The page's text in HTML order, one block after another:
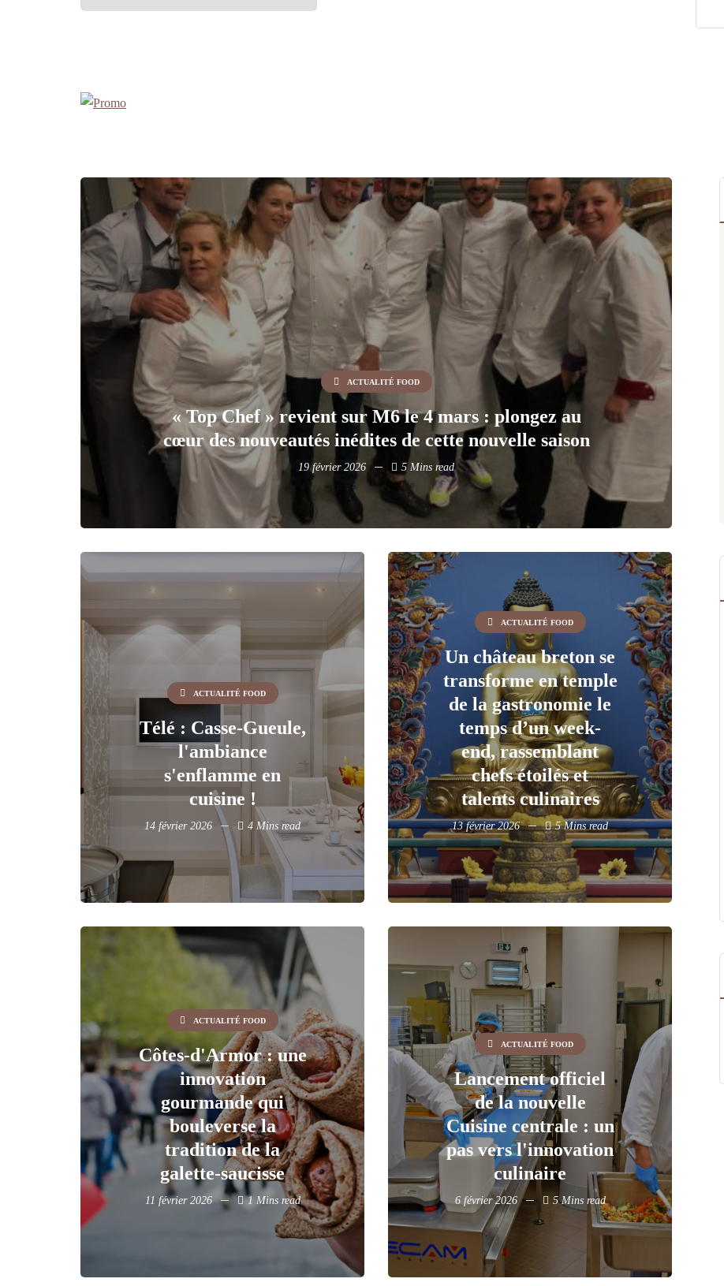
ACTUALITÉ FOOD
« Top Chef » revient sur M6 le 4 mars : plongez au
cœur des nouveautés inédites de cette nouvelle saison
19 février 2026 5 Mins read
ACTUALITÉ FOOD
Télé : Casse-Gueule,
l'ambiance
s'enflamme en
cuisine !
14 février 2026 4 Mins read
ACTUALITÉ FOOD
Un château breton se
transforme en temple
de la gastronomie le
temps d’un week-
end, rassemblant
chefs étoilés et
talents culinaires
13 février 2026 5 Mins read
ACTUALITÉ FOOD
Côtes-d'Armor : une
innovation
gourmande qui
bouleverse la
tradition de la
galette-saucisse
11 février 2026 1 Mins read
ACTUALITÉ FOOD
Lancement officiel
de la nouvelle
Cuisine centrale : un
pas vers l'innovation
culinaire
6 février 2026 5 Mins read